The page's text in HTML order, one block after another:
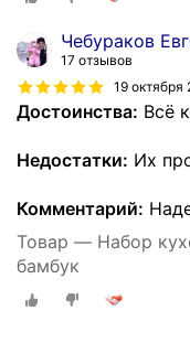
Чебураков
17 отзывов
19 октября
Достоинства: Всё
Недостатки: Их
Комментарий:
Товар — Набор
бамбук